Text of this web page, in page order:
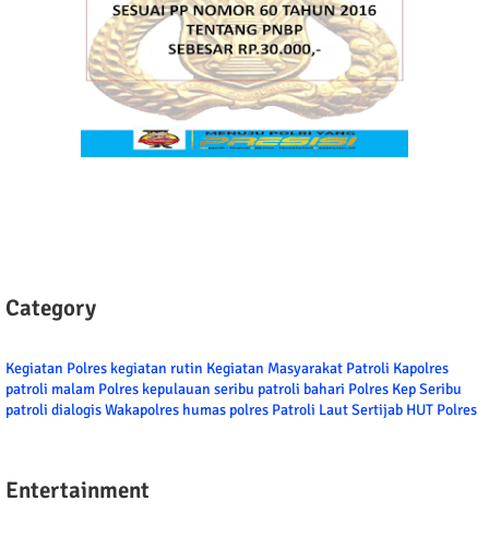
Category
Kegiatan Polres kegiatan rutin Kegiatan Masyarakat Patroli Kapolres
patroli malam Polres kepulauan seribu patroli bahari Polres Kep Seribu
patroli dialogisWakapolres humas polres Patroli LautSertijab HUT Polres
Entertainment